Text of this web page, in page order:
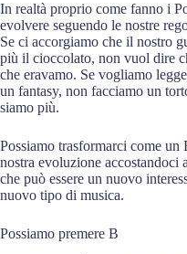
In realtà proprio come fanno i
evolvere seguendo le nostre
Se ci accorgiamo che il nostro
più il cioccolato, non vuol dire
che eravamo. Se vogliamo
un fantasy, non facciamo un
siamo più.
Possiamo trasformarci come un
nostra evoluzione accostandoci
che può essere un nuovo
nuovo tipo di musica.
Possiamo premere B